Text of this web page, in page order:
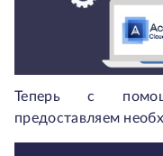
Теперь с
предоставляем